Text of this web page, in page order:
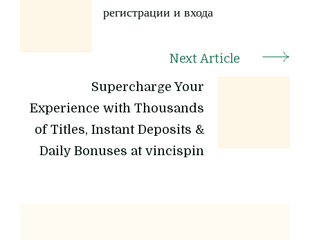
регистрации и входа
Next Article
Supercharge Your
Experience with Thousands
of Titles, Instant Deposits &
Daily Bonuses at vincispin